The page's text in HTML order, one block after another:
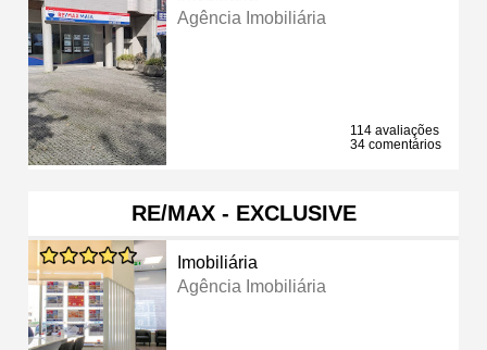
Agência Imobiliária
114 avaliações
34 comentários
RE/MAX - EXCLUSIVE
Imobiliária
Agência Imobiliária